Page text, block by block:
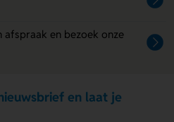
afspraak en bezoek onze
en laat je